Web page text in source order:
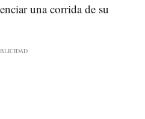
una corrida de su